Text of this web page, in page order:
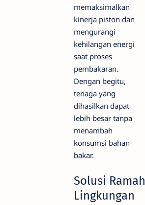
memaksimalkan
kinerja piston dan
mengurangi
kehilangan energi
saat proses
pembakaran.
Dengan begitu,
tenaga yang
dihasilkan dapat
lebih besar tanpa
menambah
konsumsi bahan
bakar.
Solusi Ramah
Lingkungan